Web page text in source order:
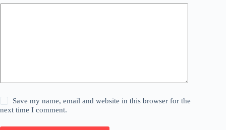
Save my name, email and website in this browser for the
next time I comment.